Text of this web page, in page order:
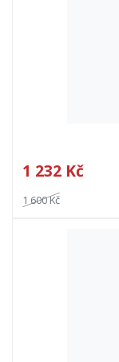
1 232 Kč
1 600 Kč